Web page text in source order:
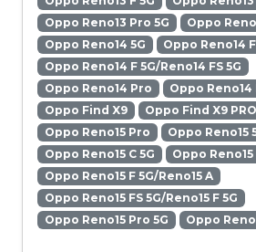
Oppo Reno13 Pro 5G
Oppo
Oppo Reno14 5G
Oppo Reno14 F
Oppo Reno14 F 5G/Reno14 FS 5G
Oppo Reno14 Pro
Oppo Reno14
Oppo Find X9
Oppo Find X9 PRO
Oppo Reno15 Pro
Oppo Reno15
Oppo Reno15 C 5G
Oppo Reno15
Oppo Reno15 F 5G/Reno15 A
Oppo Reno15 FS 5G/Reno15 F 5G
Oppo Reno15 Pro 5G
Oppo